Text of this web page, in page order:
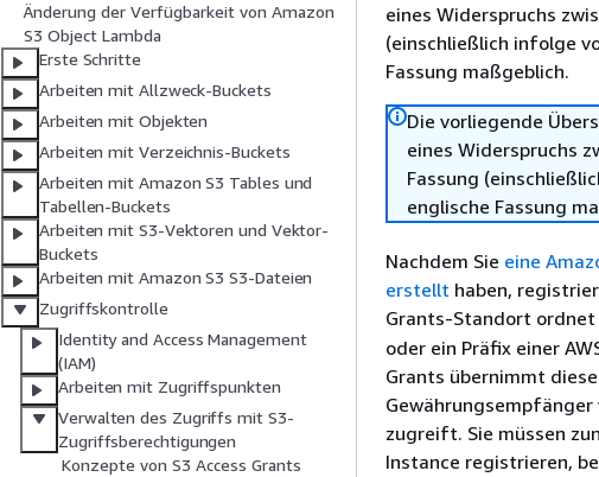
Änderung der Verfügbarkeit von Amazon
S3 Object Lambda
Erste Schritte
Arbeiten mit Allzweck-Buckets
Arbeiten mit Objekten
Arbeiten mit Verzeichnis-Buckets
Arbeiten mit Amazon S3 Tables und
Tabellen-Buckets
Arbeiten mit S3-Vektoren und Vektor-
Buckets
Arbeiten mit Amazon S3 S3-Dateien
Zugriffskontrolle
Identity and Access Management
(IAM)
Arbeiten mit Zugriffspunkten
Verwalten des Zugriffs mit S3-
Zugriffsberechtigungen
Konzepte von S3 Access Grants
eines Widerspruchs
(einschließlich infolge
Fassung maßgeblich.
Die vorliegende
eines Widerspruchs
Fassung
englische Fassung
Nachdem Sie eine
erstellt haben,
Grants-Standort
oder ein Präfix einer
Grants übernimmt
zugreift. Sie müssen
Instance registrieren,